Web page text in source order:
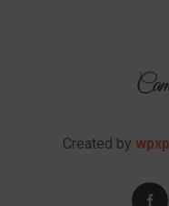
Created by